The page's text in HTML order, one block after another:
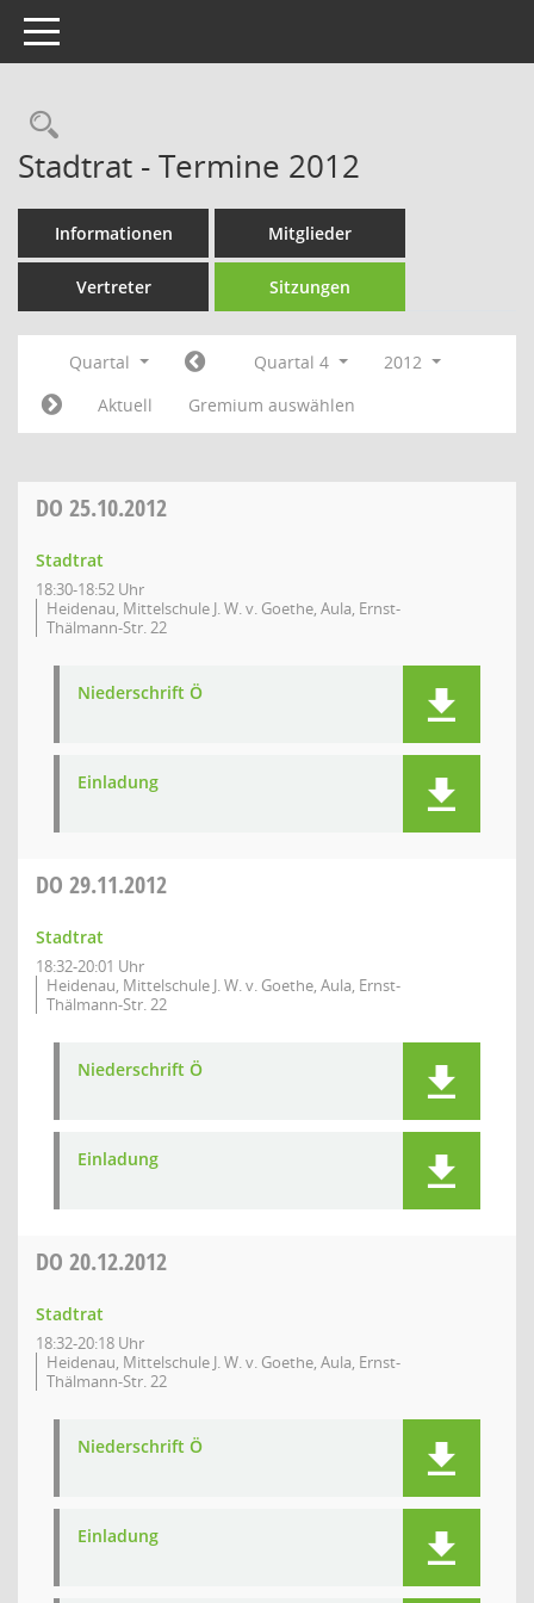
Toggle navigation
Rechercheauswahl
Stadtrat - Termine 2012
Informationen Mitglieder
Vertreter Sitzungen
Quartal Quartal 4
2012
Aktuell
Gremium auswählen
DO 25.10.2012
Stadtrat
18:30-18:52 Uhr
Heidenau, Mittelschule J. W. v. Goethe, Aula, Ernst-
Thälmann-Str. 22
Niederschrift Ö
Einladung
DO 29.11.2012
Stadtrat
18:32-20:01 Uhr
Heidenau, Mittelschule J. W. v. Goethe, Aula, Ernst-
Thälmann-Str. 22
Niederschrift Ö
Einladung
DO 20.12.2012
Stadtrat
18:32-20:18 Uhr
Heidenau, Mittelschule J. W. v. Goethe, Aula, Ernst-
Thälmann-Str. 22
Niederschrift Ö
Einladung